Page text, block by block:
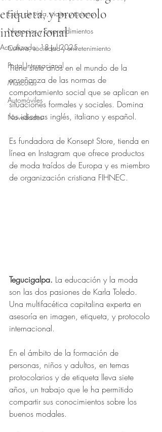
Estilo de vida, viajes y turismo
Negocios y Emprendimientos
Cultura, sociedad y entretenimiento
Portal Internacional
Mascotas
Automóviles
Novedades
etiqueta, y protocolo
internacional
Actualizado:18 jul 2025
Obtuvo NaN de 5 estrellas.
Tiene siete años en el mundo de la
enseñanza de las normas de
comportamiento social que se aplican en
situaciones formales y sociales. Domina
los idiomas inglés, italiano y español.
Es fundadora de Konsept Store, tienda en
línea en Instagram que ofrece productos
de moda traídos de Europa y es miembro
de organización cristiana FIHNEC.
Tegucigalpa. La educación y la moda
son las dos pasiones de Karla Toledo.
Una multifacética capitalina experta en
asesoría en imagen, etiqueta, y protocolo
internacional.
En el ámbito de la formación de
personas, niños y adultos, en temas
protocolarios y de etiqueta lleva siete
años, un trabajo que le ha permitido
compartir sus conocimientos sobre los
buenos modales.